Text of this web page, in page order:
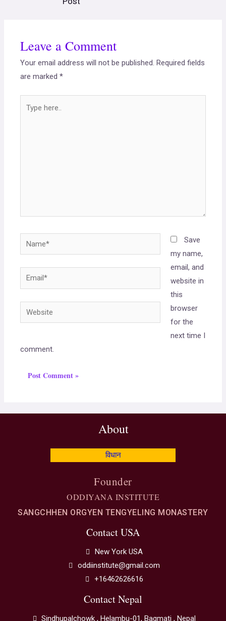
Leave a Comment
Your email address will not be published. Required fields
are marked*
Save
my name,
email, and
website in
this
browser
for the
next time I
comment.
About
विधान
Founder
ODDIYANA INSTITUTE
SANGCHHEN ORGYEN TENGYELING MONASTERY
Contact USA
New York USA
oddiinstitute@gmail.com
+16462626616
Contact Nepal
Sindhupalchowk , Helambu-01, Bagmati , Nepal